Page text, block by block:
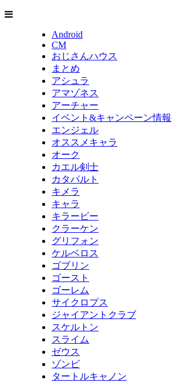
Android
CM
おじさんハウス
まとめ
アシュラ
アマゾネス
アーチャー
イベント&キャンペーン情報
エンジェル
オススメキャラ
オーク
カエル剣士
カタパルト
キメラ
キャラ
キラービー
クラーケン
グリフォン
ケルベロス
ゴブリン
ゴースト
ゴーレム
サイクロプス
ジャイアントクラブ
スケルトン
スライム
ゼウス
ゾンビ
タートルキャノン